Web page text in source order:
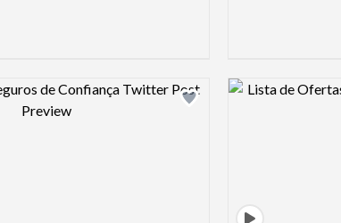
Design preview image